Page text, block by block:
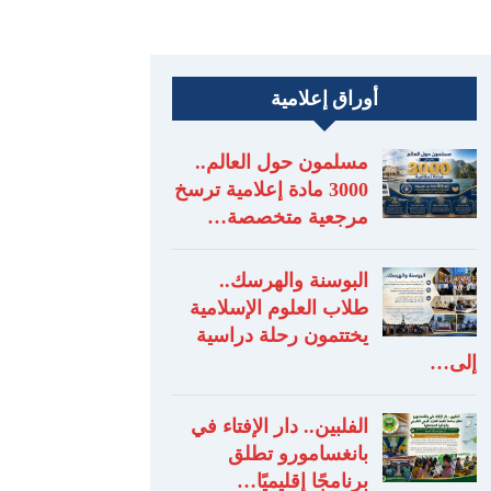
أوراق إعلامية
مسلمون حول العالم..
3000 مادة إعلامية ترسخ
مرجعية متخصصة…
البوسنة والهرسك..
طلاب العلوم الإسلامية
يختتمون رحلة دراسية
إلى…
الفلبين.. دار الإفتاء في
بانغسامورو تطلق
برنامجًا إقليميًا…